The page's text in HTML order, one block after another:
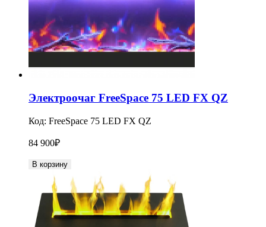
Электроочаг FreeSpace 75 LED FX QZ
Код: FreeSpace 75 LED FX QZ
84 900₽
В корзину